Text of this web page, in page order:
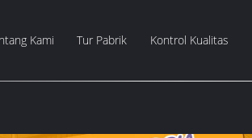
Kami Tur Pabrik Kontrol Kualitas